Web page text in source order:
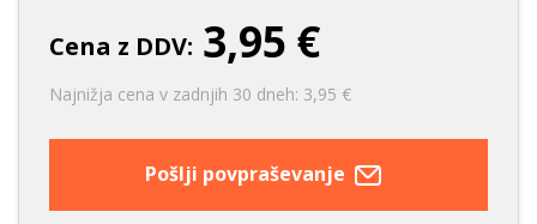
Cena z DDV: 3,95 €
Najnižja cena v zadnjih 30 dneh: 3,95 €
Pošlji povpraševanje